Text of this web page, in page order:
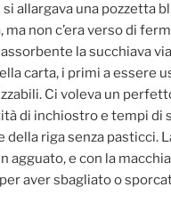
allargava una pozzetta
non c’era verso di
la succhiava
carta, i primi a essere
Ci voleva un
di inchiostro e tempi di
della riga senza pasticci.
agguato, e con la
aver sbagliato o